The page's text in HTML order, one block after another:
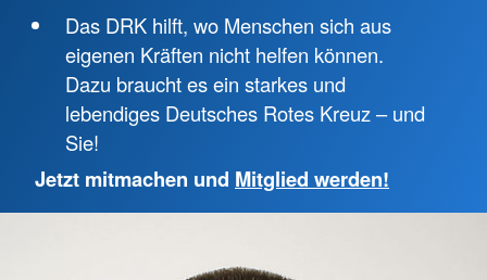
Das DRK hilft, wo Menschen sich aus
eigenen Kräften nicht helfen können.
Dazu braucht es ein starkes und
lebendiges Deutsches Rotes Kreuz – und
Sie!
Jetzt mitmachen und Mitglied werden!